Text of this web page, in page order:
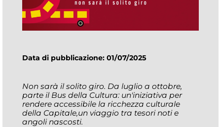
Data di pubblicazione: 01/07/2025
Non sarà il solito giro. Da luglio a ottobre,
parte il Bus della Cultura: un'iniziativa per
rendere accessibile la ricchezza culturale
della Capitale,un viaggio tra tesori noti e
angoli nascosti.